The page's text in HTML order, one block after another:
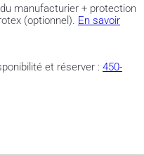
manufacturier + protection
(optionnel). En savoir
et réserver : 450-